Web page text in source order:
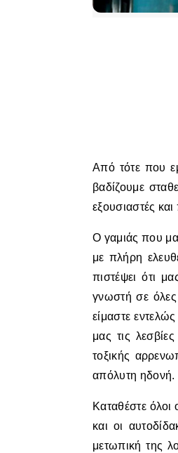
Από τότε που
βαδίζουμε
εξουσιαστές και
Ο γαμιάς που
με πλήρη
πιστέψει ότι
γνωστή σε
είμαστε
μας τις
τοξικής
απόλυτη ηδονή.
Καταθέστε όλοι
και οι
μετωπική της